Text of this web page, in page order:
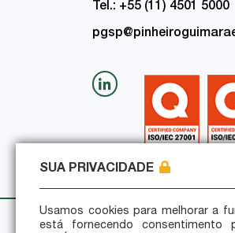
Tel.: +55 (11) 4501 5000
Política de Privacidade
SUA PRIVACIDADE
Usamos cookies para melhorar a
está fornecendo consentimento